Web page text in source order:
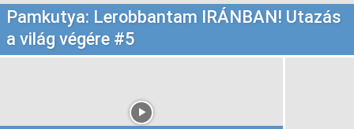
Pamkutya: Lerobbantam IRÁNBAN! Utazás
a világ végére #5